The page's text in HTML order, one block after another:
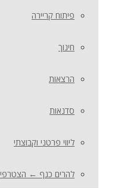
פיתוח קריירה
חינוך
הרצאות
סדנאות
ליווי פרטני וקבוצתי
להרים כנף ← הצטרפי